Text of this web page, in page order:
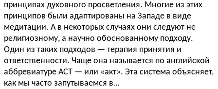
принципах духовного просветления. Многие из этих
принципов были адаптированы на Западе в виде
медитации. А в некоторых случаях они следуют не
религиозному, а научно обоснованному подходу.
Один из таких подходов — терапия принятия и
ответственности. Чаще она называется по английской
аббревиатуре ACT — или «акт». Эта система объясняет,
как мы часто запутываемся в…